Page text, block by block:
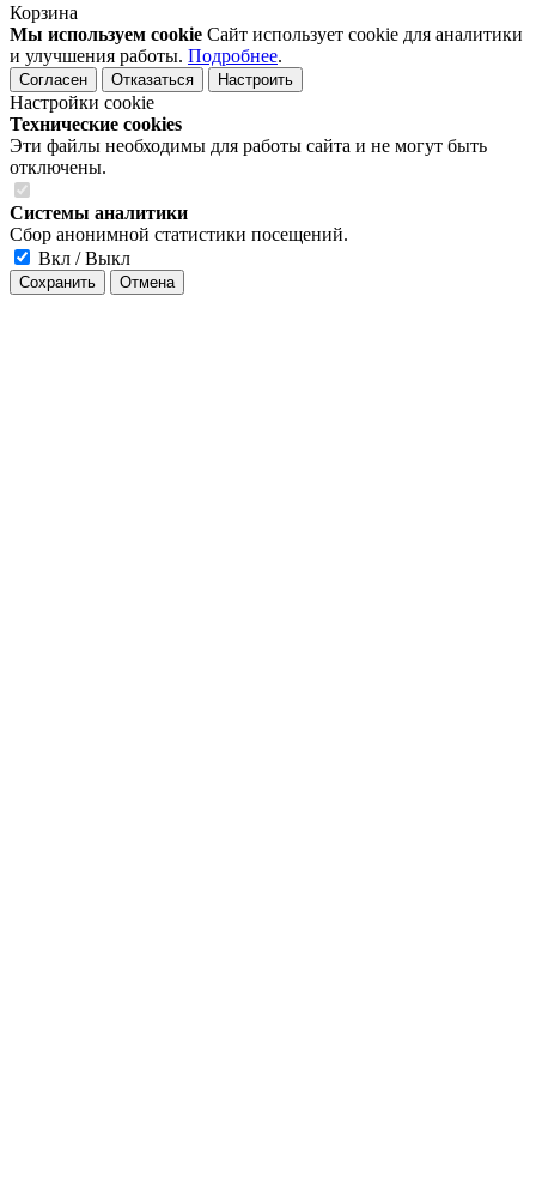
Корзина
Мы используем cookie Сайт использует cookie для аналитики
и улучшения работы. Подробнее.
Согласен Отказаться Настроить
Настройки cookie
Технические cookies
Эти файлы необходимы для работы сайта и не могут быть
отключены.
Системы аналитики
Сбор анонимной статистики посещений.
Вкл / Выкл
Сохранить Отмена